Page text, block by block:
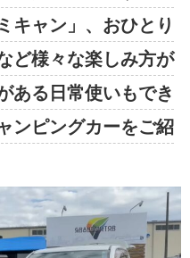
キャン」、おひとり
ど様々な楽しみ方が
ある日常使いもでき
ンピングカーをご紹